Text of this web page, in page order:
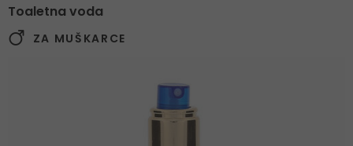
Toaletna voda
ZA MUŠKARCE